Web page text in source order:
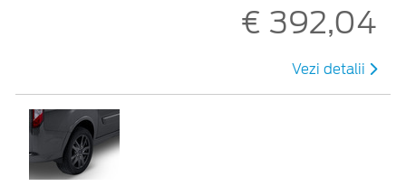
€ 392,04
Vezi detalii